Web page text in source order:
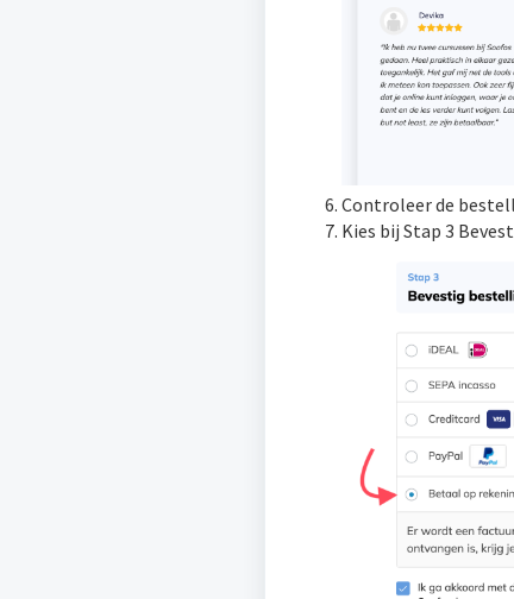
Controleer de
Kies bij Stap 3